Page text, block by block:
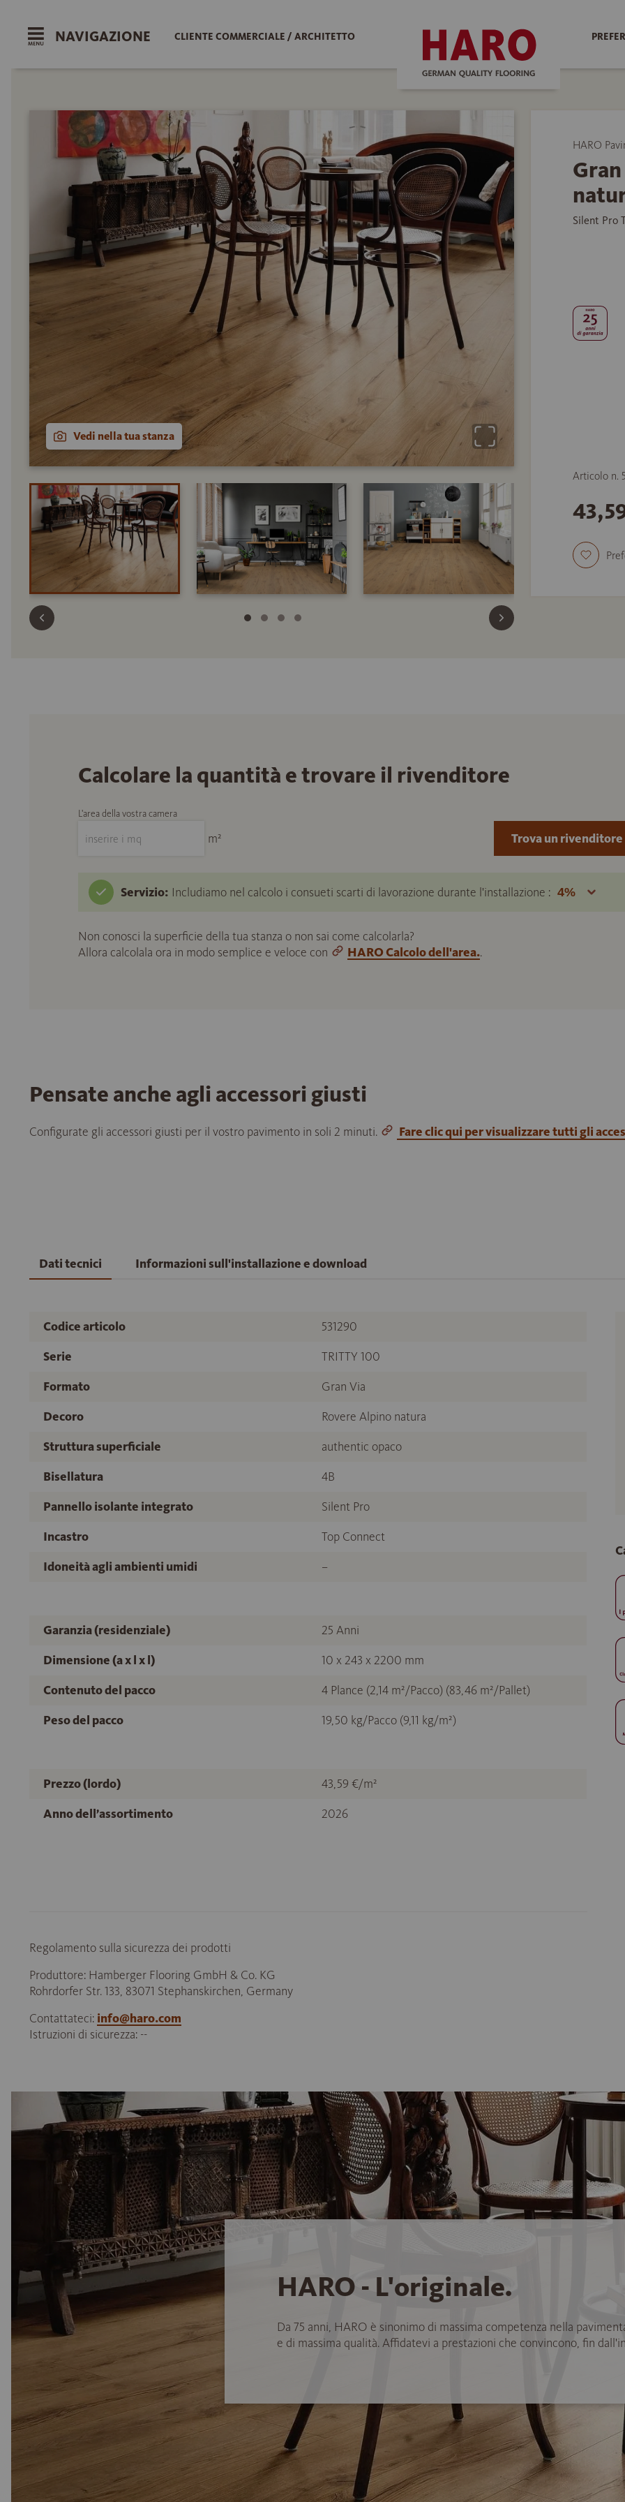
NAVIGAZIONE CLIENTE COMMERCIALE / ARCHITETTO
Vedi nella tua stanza
HARO
Silent Pro
Articolo n.
Calcolare la quantità e trovare il rivenditore
L'area della vostra camera
m²
Servizio: Includiamo nel calcolo i consueti scarti di lavorazione durante l'installazione :
Non conosci la superficie della tua stanza o non sai come calcolarla?
Allora calcolala ora in modo semplice e veloce con
HARO Calcolo dell'area..
Trova un rivenditore
Pensate anche agli accessori giusti
Configurate gli accessori giusti per il vostro pavimento in soli 2 minuti. Fare clic qui per visualizzare tutti gli
Dati tecnici Informazioni sull'installazione e download
Codice articolo
531290
Serie
TRITTY 100
Formato
Gran Via
Decoro
Rovere Alpino natura
Struttura superficiale
authentic opaco
Bisellatura
4B
Pannello isolante integrato
Silent Pro
Incastro
Top Connect
Idoneità agli ambienti umidi
–
Garanzia (residenziale)
25 Anni
Dimensione (a x l x l)
10 x 243 x 2200 mm
Contenuto del pacco
4 Plance (2,14 m²/Pacco) (83,46 m²/Pallet)
Peso del pacco
19,50 kg/Pacco (9,11 kg/m²)
Prezzo (lordo)
43,59 €/m²
Anno dell’assortimento
2026
Regolamento sulla sicurezza dei prodotti
Produttore: Hamberger Flooring GmbH & Co. KG
Rohrdorfer Str. 133, 83071 Stephanskirchen, Germany
Contattateci: info@haro.com
Istruzioni di sicurezza: --
HARO - L'originale.
Da 75 anni, HARO è sinonimo di massima competenza nella
e di massima qualità. Affidatevi a prestazioni che convincono, fin